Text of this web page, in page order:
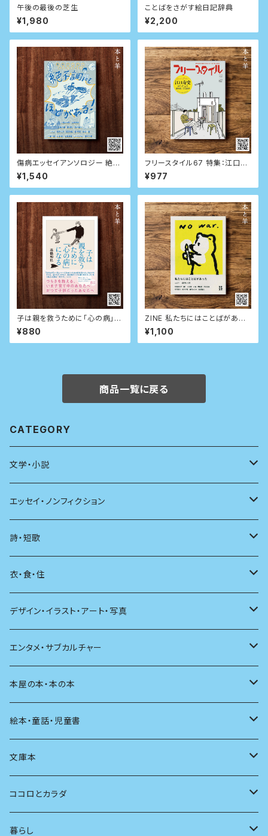
午後の最後の芝生
¥1,980
ことばをさがす絵日記辞典
¥2,200
傷病エッセイアンソロジー 絶不
調にもほどがある！
¥1,540
フリースタイル67 特集：江口寿
史がしたこと
¥977
子は親を救うために「心の病」に
なる (ちくま文庫)
¥880
ZINE 私たちにはことばがあっ
た vol.1〈政治と私〉
¥1,100
商品一覧に戻る
CATEGORY
文学・小説
日本
海外
日本語
文学理論
評論
文章術
エッセイ・ノンフィクション
エッセイ
日記
ノンフィクション
その他
評論
言葉
言語
批評
アンソロジー
詩・短歌
詩
短歌
その他
衣・食・住
着る
食べる
料理
発酵・麹
住う
その他
デザイン・イラスト・アート・写真
デザイン
イラスト
アート
写真
その他
インテリア
エンタメ・サブカルチャー
映画
音楽
マンガ
テレビ
ラジオ
本屋の本・本の本
本屋さんの本
本の本
読書
絵本・童話・児童書
小さいお子さん向け
自分で読めるようになったら
大人も楽しい絵本
文庫本
男性作家
女性作家
ココロとカラダ
フェミニズム
暮らし